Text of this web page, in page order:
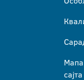
Мапа
сајта